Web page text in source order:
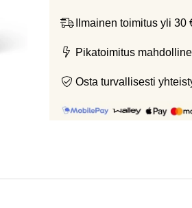
Ilmainen toimitus yli 30
Pikatoimitus
Osta turvallisesti